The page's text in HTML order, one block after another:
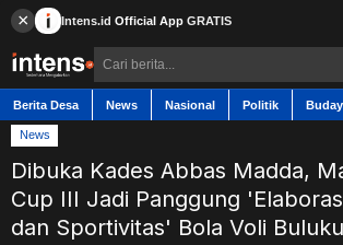
× Intens.id Official App GRATIS
Berita Desa News Nasional Politik
Berita Desa
News
Dibuka Kades Abbas Madda,
Cup III Jadi Panggung
dan Sportivitas' Bola Voli